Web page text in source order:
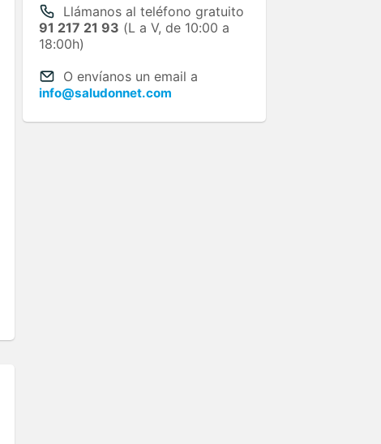
Llámanos al teléfono gratuito
91 217 21 93 (L a V, de 10:00 a
18:00h)
O envíanos un email a
info@saludonnet.com